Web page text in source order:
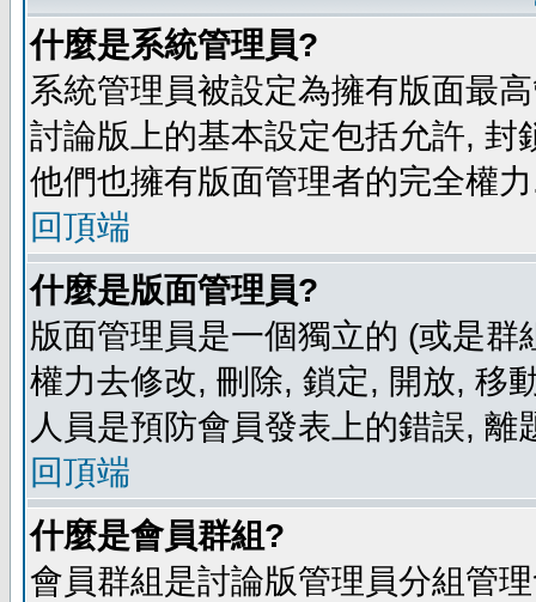
什麼是系統管理員?
系統管理員被設定為擁有版面最
討論版上的基本設定包括允許,
他們也擁有版面管理者的完全權
回頂端
什麼是版面管理員?
版面管理員是一個獨立的 (或是
權力去修改, 刪除, 鎖定, 開放, 移
人員是預防會員發表上的錯誤, 離
回頂端
什麼是會員群組?
會員群組是討論版管理員分組管